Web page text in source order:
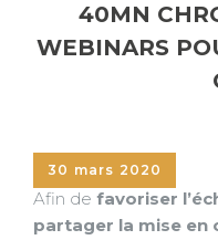
40MN
WEBINARS
30 mars 2020
Afin de favoriser
partager la mise en